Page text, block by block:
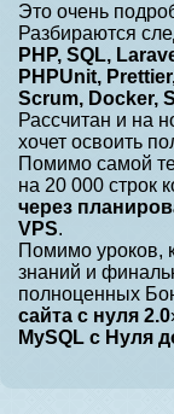
Это очень
Разбираются
PHP, SQL,
PHPUnit,
Scrum, Docker,
Рассчитан и на
хочет освоить
Помимо самой
на 20 000 строк
через
VPS.
Помимо уроков,
знаний и
полноценных
сайта с нуля 2.0
MySQL с Нуля